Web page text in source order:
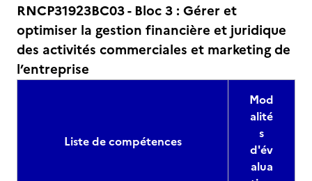
RNCP31923BC03 - Bloc 3 : Gérer et
optimiser la gestion financière et juridique
des activités commerciales et marketing de
l’entreprise
Liste de compétences
Mod
alité
s
d'év
alua